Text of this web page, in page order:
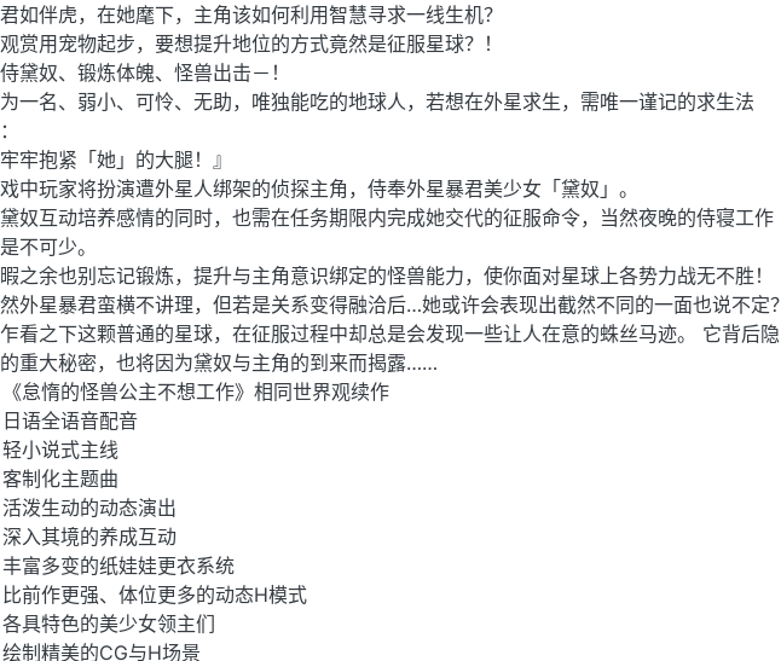
如伴虎，在她麾下，主角该如何利用智慧寻求一线生机？
赏用宠物起步，要想提升地位的方式竟然是征服星球？！
黛奴、锻炼体魄、怪兽出击－！
一名、弱小、可怜、无助，唯独能吃的地球人，若想在外星求生，需唯一谨记的求生法
牢牢抱紧「她」的大腿！』
中玩家将扮演遭外星人绑架的侦探主角，侍奉外星暴君美少女「黛奴」。
奴互动培养感情的同时，也需在任务期限内完成她交代的征服命令，当然夜晚的侍寝工作
不可少。
之余也别忘记锻炼，提升与主角意识绑定的怪兽能力，使你面对星球上各势力战无不胜！
外星暴君蛮横不讲理，但若是关系变得融洽后…她或许会表现出截然不同的一面也说不定？
看之下这颗普通的星球，在征服过程中却总是会发现一些让人在意的蛛丝马迹。 它背后隐
重大秘密，也将因为黛奴与主角的到来而揭露……
怠惰的怪兽公主不想工作》相同世界观续作
语全语音配音
小说式主线
制化主题曲
泼生动的动态演出
入其境的养成互动
富多变的纸娃娃更衣系统
前作更强、体位更多的动态H模式
具特色的美少女领主们
制精美的CG与H场景